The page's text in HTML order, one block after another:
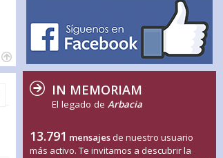
IN MEMORIAM
El legado de Arbacia
13.791 mensajes de nuestro usuario
más activo. Te invitamos a descubrir la